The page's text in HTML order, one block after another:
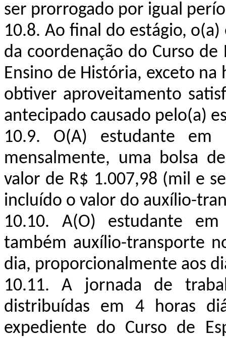
ser prorrogado por igual
10.8. Ao final do estágio,
da coordenação do Curso de
Ensino de História, exceto
obtiver aproveitamento
antecipado causado pelo(a)
10.9. O(A) estudante em
mensalmente, uma bolsa
valor de R$ 1.007,98 (mil e
incluído o valor do auxílio-
10.10. A(O) estudante
também auxílio-transporte
dia, proporcionalmente aos
10.11. A jornada de
distribuídas em 4 horas
expediente do Curso de